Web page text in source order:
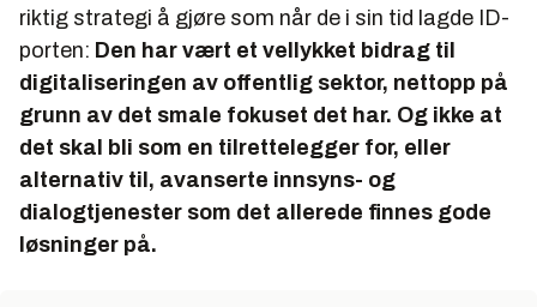
riktig strategi å gjøre som når de i sin tid lagde ID-
porten: Den har vært et vellykket bidrag til
digitaliseringen av offentlig sektor, nettopp på
grunn av det smale fokuset det har. Og ikke at
det skal bli som en tilrettelegger for, eller
alternativ til, avanserte innsyns- og
dialogtjenester som det allerede finnes gode
løsninger på.